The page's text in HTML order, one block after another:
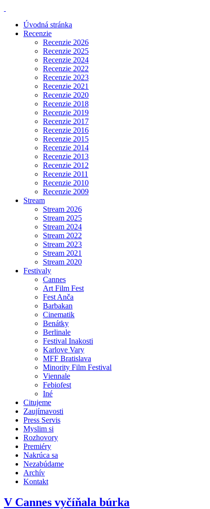
Úvodná stránka
Recenzie
Recenzie 2026
Recenzie 2025
Recenzie 2024
Recenzie 2022
Recenzie 2023
Recenzie 2021
Recenzie 2020
Recenzie 2018
Recenzie 2019
Recenzie 2017
Recenzie 2016
Recenzie 2015
Recenzie 2014
Recenzie 2013
Recenzie 2012
Recenzie 2011
Recenzie 2010
Recenzie 2009
Stream
Stream 2026
Stream 2025
Stream 2024
Stream 2022
Stream 2023
Stream 2021
Stream 2020
Festivaly
Cannes
Art Film Fest
Fest Anča
Barbakan
Cinematik
Benátky
Berlinale
Festival Inakosti
Karlove Vary
MFF Bratislava
Minority Film Festival
Viennale
Febiofest
Iné
Citujeme
Zaujímavosti
Press Servis
Myslim si
Rozhovory
Premiéry
Nakrúca sa
Nezabúdame
Archív
Kontakt
V Cannes vyčíňala búrka